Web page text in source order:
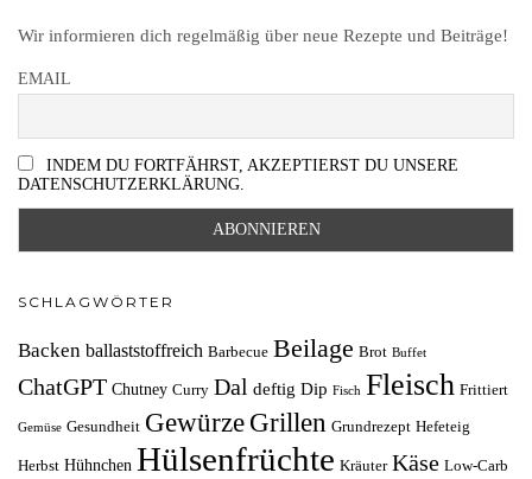
Wir informieren dich regelmäßig über neue Rezepte und Beiträge!
EMAIL
INDEM DU FORTFÄHRST, AKZEPTIERST DU UNSERE
DATENSCHUTZERKLÄRUNG.
SCHLAGWÖRTER
Backen ballaststoffreich Barbecue Beilage Brot Buffet
ChatGPT Chutney Curry Dal deftig Dip Fisch Fleisch Frittiert
Gemüse Gesundheit Gewürze Grillen Grundrezept Hefeteig
Herbst Hühnchen Hülsenfrüchte Kräuter Käse Low-Carb